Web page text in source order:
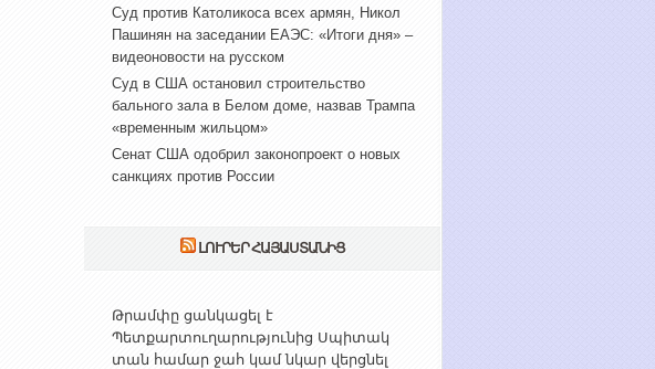
Суд против Католикоса всех армян, Никол
Пашинян на заседании ЕАЭС: «Итоги дня» –
видеоновости на русском
Суд в США остановил строительство
бального зала в Белом доме, назвав Трампа
«временным жильцом»
Сенат США одобрил законопроект о новых
санкциях против России
ԼՈՒՐԵՐ ՀԱՅԱՍՏԱՆԻՑ
Թրամփը ցանկացել է
Պետքարտուղարությունից Սպիտակ
տան համար ջահ կամ նկար վերցնել